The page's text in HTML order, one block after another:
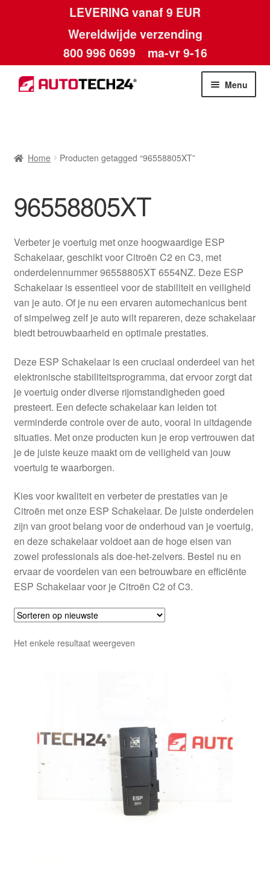
LEVERING vanaf 9 EUR
Wereldwijde verzending
800 996 0699 ma-vr 9-16
Ga
door
Ga
naar
Menu
Betalingen
Contact
Kassa
Klachten
Levering
Mijn account
Over ons
Privacybeleid
Wereldwijde verzending
Winkelwagen
Home Producten getagged “96558805XT”
96558805XT
Verbeter je voertuig met onze hoogwaardige ESP
Schakelaar, geschikt voor Citroën C2 en C3, met
onderdelennummer 96558805XT 6554NZ. Deze ESP
Schakelaar is essentieel voor de stabiliteit en veiligheid
van je auto. Of je nu een ervaren automechanicus bent
of simpelweg zelf je auto wilt repareren, deze schakelaar
biedt betrouwbaarheid en optimale prestaties.
Deze ESP Schakelaar is een cruciaal onderdeel van het
elektronische stabiliteitsprogramma, dat ervoor zorgt dat
je voertuig onder diverse rijomstandigheden goed
presteert. Een defecte schakelaar kan leiden tot
verminderde controle over de auto, vooral in uitdagende
situaties. Met onze producten kun je erop vertrouwen dat
je de juiste keuze maakt om de veiligheid van jouw
voertuig te waarborgen.
Kies voor kwaliteit en verbeter de prestaties van je
Citroën met onze ESP Schakelaar. De juiste onderdelen
zijn van groot belang voor de onderhoud van je voertuig,
en deze schakelaar voldoet aan de hoge eisen van
zowel professionals als doe-het-zelvers. Bestel nu en
ervaar de voordelen van een betrouwbare en efficiënte
ESP Schakelaar voor je Citroën C2 of C3.
Het enkele resultaat weergeven